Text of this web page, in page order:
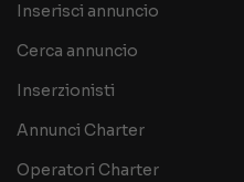
Inserisci annuncio
Cerca annuncio
Inserzionisti
Annunci Charter
Operatori Charter